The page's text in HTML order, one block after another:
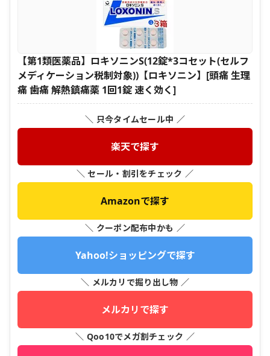
【第1類医薬品】ロキソニンS(12錠*3コセット(セルフ
メディケーション税制対象))【ロキソニン】[頭痛 生理
痛 歯痛 解熱鎮痛薬 1回1錠 速く効く]
＼ 只今タイムセール中 ／
楽天で探す
＼ セール・割引をチェック ／
Amazonで探す
＼ クーポン配布中かも ／
Yahoo!ショッピングで探す
＼ メルカリで掘り出し物 ／
メルカリで探す
＼ Qoo10でメガ割チェック ／